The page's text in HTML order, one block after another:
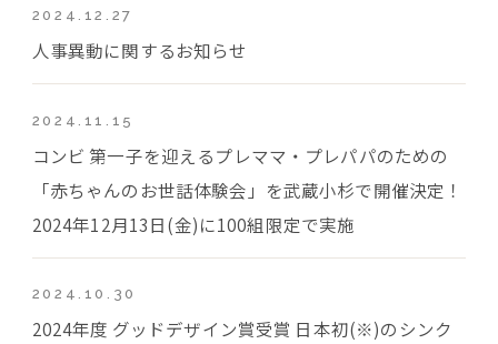
2024.12.27
人事異動に関するお知らせ
2024.11.15
コンビ 第一子を迎えるプレママ・プレパパのための
「赤ちゃんのお世話体験会」を武蔵小杉で開催決定！
2024年12月13日(金)に100組限定で実施
2024.10.30
2024年度 グッドデザイン賞受賞 日本初(※)のシンク